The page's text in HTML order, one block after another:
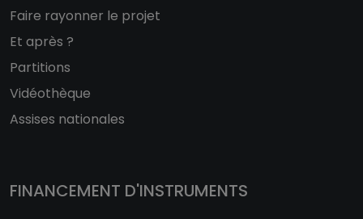
Faire rayonner le projet
Et après ?
Partitions
Vidéothèque
Assises nationales
FINANCEMENT D'INSTRUMENTS